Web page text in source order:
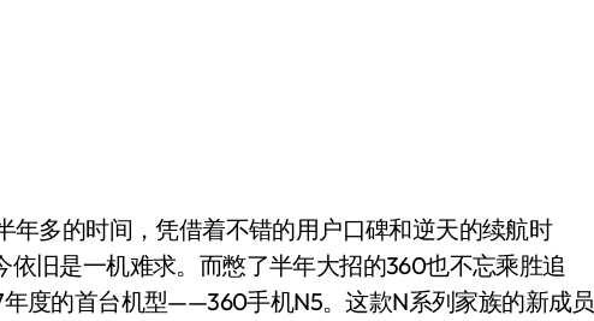
多的时间，凭借着不错的用户口碑和逆天的续航时
旧是一机难求。而憋了半年大招的360也不忘乘胜追
度的首台机型——360手机N5。这款N系列家族的新成员